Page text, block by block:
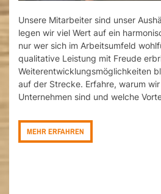
Unsere Mitarbeiter sind unser
legen wir viel Wert auf ein
nur wer sich im Arbeitsumfeld
qualitative Leistung mit Freude
Weiterentwicklungsmöglichkeiten
auf der Strecke. Erfahre, warum
Unternehmen sind und welche
MEHR ERFAHREN